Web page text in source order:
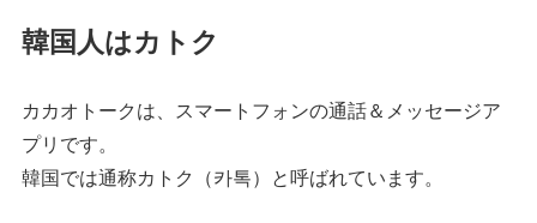
韓国人はカトク
カカオトークは、スマートフォンの通話＆メッセージア
プリです。
韓国では通称カトク（카톡）と呼ばれています。